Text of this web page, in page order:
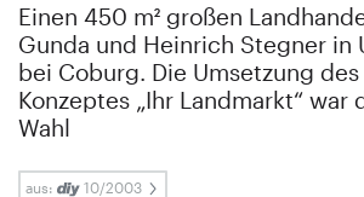
Einen 450 m² großen
Gunda und Heinrich Stegner in
bei Coburg. Die Umsetzung des
Konzeptes „Ihr Landmarkt“ war
Wahl
aus: 10/2003